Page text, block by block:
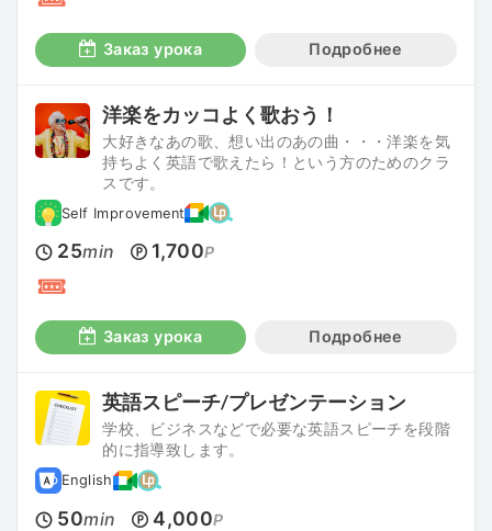
Заказ урока Подробнее
洋楽をカッコよく歌おう！
大好きなあの歌、想い出のあの曲・・・洋楽を気
持ちよく英語で歌えたら！という方のためのクラ
スです。
Self Improvement
25min 1,700P
Заказ урока Подробнее
英語スピーチ/プレゼンテーション
学校、ビジネスなどで必要な英語スピーチを段階
的に指導致します。
English
50min 4,000P